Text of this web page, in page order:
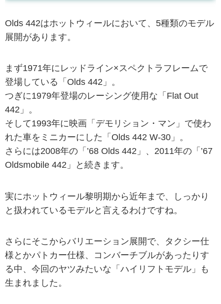
Olds 442はホットウィールにおいて、5種類のモデル
展開があります。
まず1971年にレッドライン×スペクトラフレームで
登場している「Olds 442」。
つぎに1979年登場のレーシング使用な「Flat Out
442」。
そして1993年に映画「デモリション・マン」で使わ
れた車をミニカーにした「Olds 442 W-30」。
さらには2008年の「’68 Olds 442」、2011年の「’67
Oldsmobile 442」と続きます。
実にホットウィール黎明期から近年まで、しっかり
と扱われているモデルと言えるわけですね。
さらにそこからバリエーション展開で、タクシー仕
様とかパトカー仕様、コンバーチブルがあったりす
る中、今回のヤツみたいな「ハイリフトモデル」も
生まれました。